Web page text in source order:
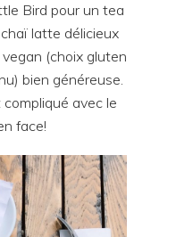
Bird pour un tea
latte délicieux
(choix gluten
bien généreuse.
avec le
face!